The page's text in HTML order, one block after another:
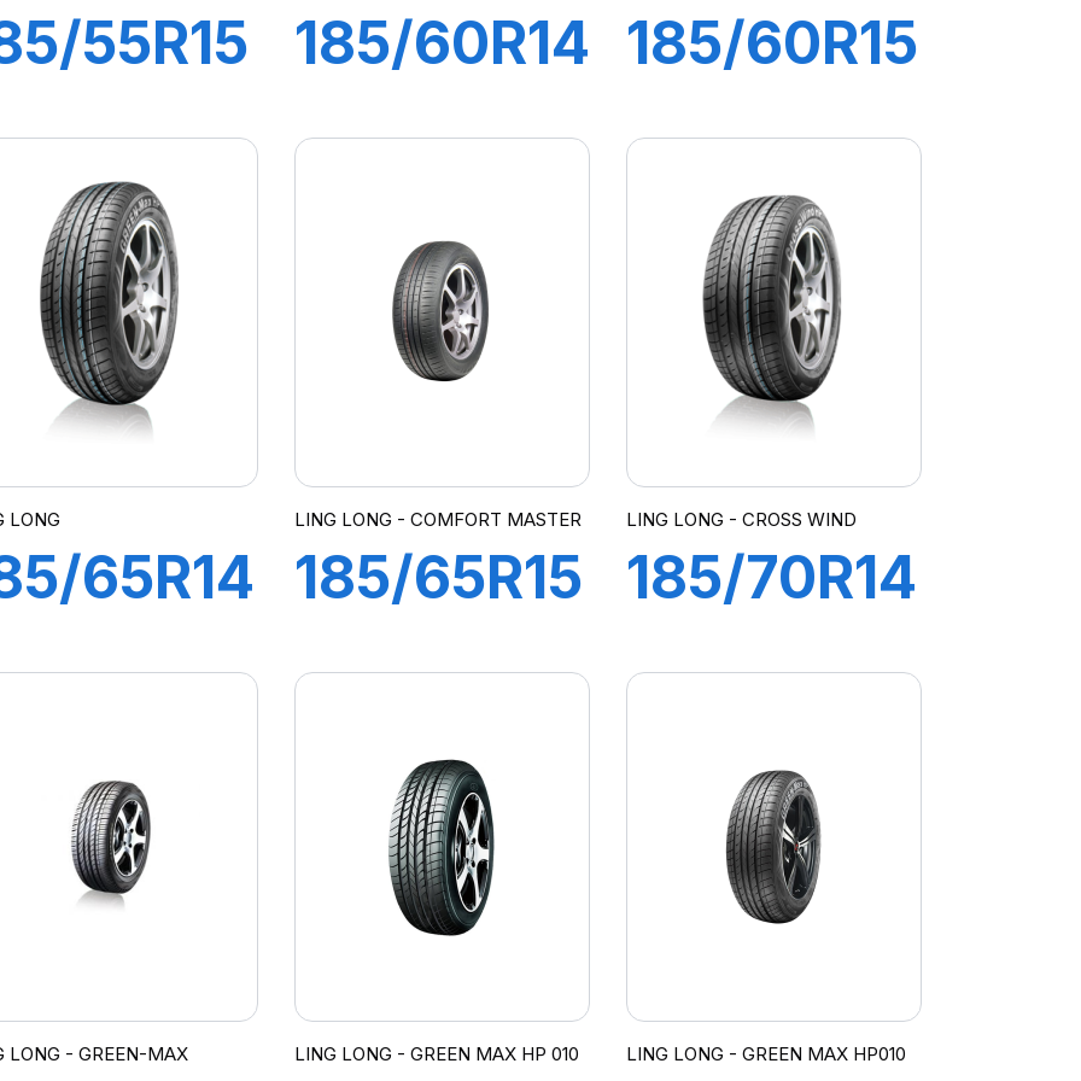
55R15
185/60R14
MAX
HP010
185/60R15
COMFORT
MASTER
LONG
65R14
LING LONG - COMFORT MASTER
185/65R15
MASTER
LING LONG - CROSS WIND
185/70R14
WIND
HP010
LONG - GREEN-MAX LING LONG - GREEN MAX HP 010 LING LONG - GREEN MAX HP010